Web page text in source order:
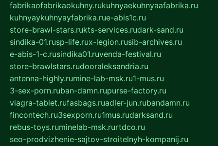
fabrikaofabrikaokuhny.rukuhnyaekuhnyaafabrika.ru
kuhnyaykuhnyayfabrika.rue-abis1c.ru
store-brawl-stars.rukts-services.rudark-sand.ru
sindika-01.rusp-life.rux-legion.rusib-archives.ru
e-abis-1-c.rusindika01.ruvenda-festival.ru
store-brawlstars.rudooraleksandria.ru
antenna-highly.rumine-lab-msk.ru1-mus.ru
3-sex-porn.ruban-damn.rupurse-factory.ru
viagra-tablet.rufasbags.ruadler-jun.rubandamn.ru
fincontech.ru3sexporn.ru1mus.rudarksand.ru
rebus-toys.ruminelab-msk.rurtdco.ru
seo-prodvizhenie-sajtov-stroitelnyh-kompanij.ru